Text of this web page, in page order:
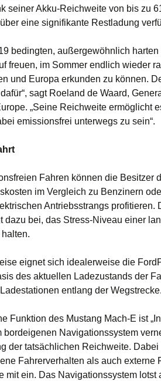
seiner Akku-Reichweite von bis zu
eine signifikante Restladung
bedingten, außergewöhnlich
freuen, im Sommer endlich wieder
und Europa erkunden zu können.
sagt Roeland de Waard,
„Seine Reichweite ermöglicht
emissionsfrei unterwegs zu sein“.
Fahren können die Besitzer
im Vergleich zu Benzinern
Antriebsstrangs profitieren.
dazu bei, das Stress-Niveau einer
eignet sich idealerweise die
des aktuellen Ladezustands der
entlang der Wegstrecke.
Funktion des Mustang Mach-E ist
bordeigenen Navigationssystem
der tatsächlichen Reichweite. Dabei
Fahrerverhalten als auch externe
mit ein. Das Navigationssystem lotst